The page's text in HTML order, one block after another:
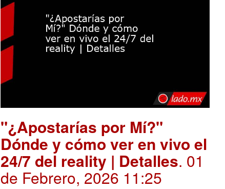
"¿Apostarías por Mí?"
Dónde y cómo ver en vivo el
24/7 del reality | Detalles. 01
de Febrero, 2026 11:25